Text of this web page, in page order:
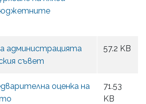
администрацията
съвет
57.2 KB
оценка на
71.53
KB